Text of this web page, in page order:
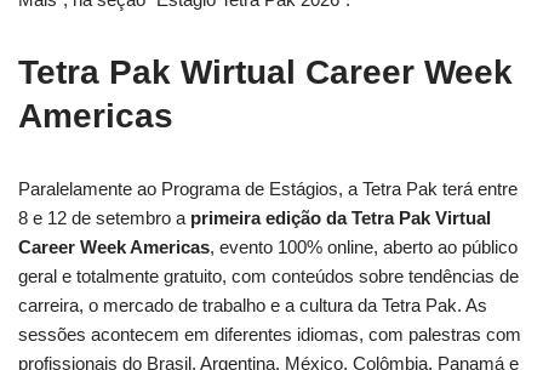
Tetra Pak Wirtual Career Week
Americas
Paralelamente ao Programa de Estágios, a Tetra Pak terá entre
8 e 12 de setembro a primeira edição da Tetra Pak Virtual
Career Week Americas, evento 100% online, aberto ao público
geral e totalmente gratuito, com conteúdos sobre tendências de
carreira, o mercado de trabalho e a cultura da Tetra Pak. As
sessões acontecem em diferentes idiomas, com palestras com
profissionais do Brasil, Argentina, México, Colômbia, Panamá e